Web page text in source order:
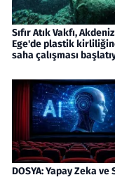
Sıfır Atık Vakfı,
Ege'de plastik
saha çalışması
DOSYA: Yapay Zeka ve